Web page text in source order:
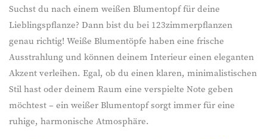
Suchst du nach einem weißen Blumentopf für deine
Lieblingspflanze? Dann bist du bei 123zimmerpflanzen
genau richtig! Weiße Blumentöpfe haben eine frische
Ausstrahlung und können deinem Interieur einen eleganten
Akzent verleihen. Egal, ob du einen klaren, minimalistischen
Stil hast oder deinem Raum eine verspielte Note geben
möchtest – ein weißer Blumentopf sorgt immer für eine
ruhige, harmonische Atmosphäre.